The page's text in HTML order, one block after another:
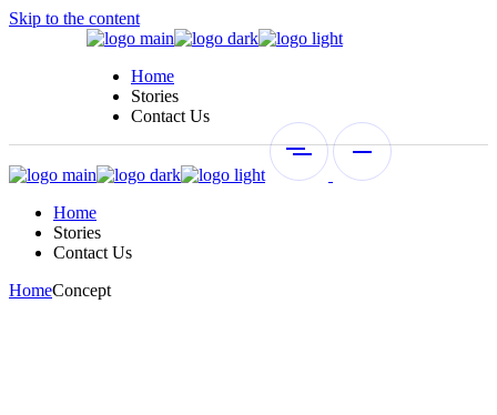
Skip to the content
Home
Stories
Contact Us
Home
Stories
Contact Us
HomeConcept